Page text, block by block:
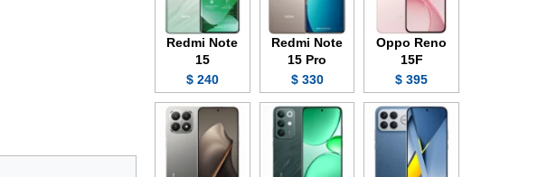
Oppo Reno
15F
395 $
Redmi Note
15 Pro
330 $
Redmi Note
15
240 $